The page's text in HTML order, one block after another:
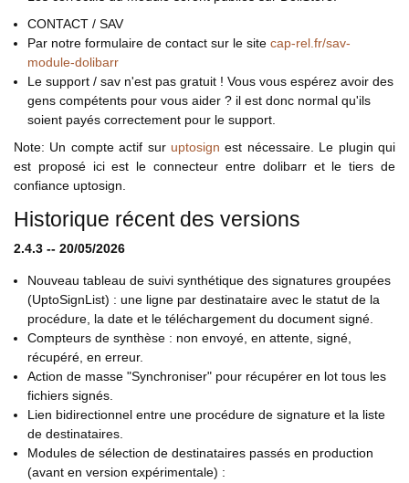
CONTACT / SAV
Par notre formulaire de contact sur le site cap-rel.fr/sav-
module-dolibarr
Le support / sav n'est pas gratuit ! Vous vous espérez avoir des
gens compétents pour vous aider ? il est donc normal qu'ils
soient payés correctement pour le support.
Note: Un compte actif sur uptosign est nécessaire. Le plugin qui
est proposé ici est le connecteur entre dolibarr et le tiers de
confiance uptosign.
Historique récent des versions
2.4.3 -- 20/05/2026
Nouveau tableau de suivi synthétique des signatures groupées
(UptoSignList) : une ligne par destinataire avec le statut de la
procédure, la date et le téléchargement du document signé.
Compteurs de synthèse : non envoyé, en attente, signé,
récupéré, en erreur.
Action de masse "Synchroniser" pour récupérer en lot tous les
fichiers signés.
Lien bidirectionnel entre une procédure de signature et la liste
de destinataires.
Modules de sélection de destinataires passés en production
(avant en version expérimentale) :